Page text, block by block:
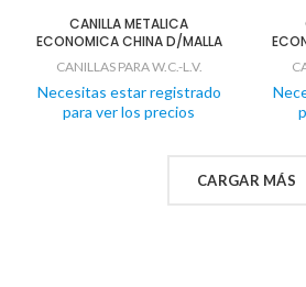
CANILLA METALICA
ECONOMICA CHINA D/MALLA
CANILLAS PARA W.C.-L.V.
Necesitas estar registrado
para ver los precios
CARGAR MÁS